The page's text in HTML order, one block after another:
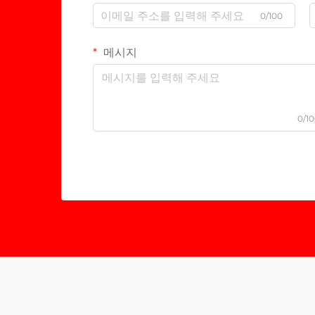
0/100
메시지
0/